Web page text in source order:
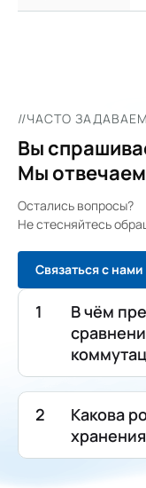
//ЧАСТО
Вы
Мы
Остались вопросы?
Не стесняйтесь
Связаться с нами
В чём
Какова